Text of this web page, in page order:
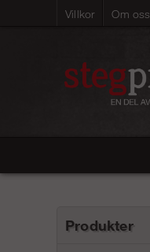
Villkor Om oss
Produkter